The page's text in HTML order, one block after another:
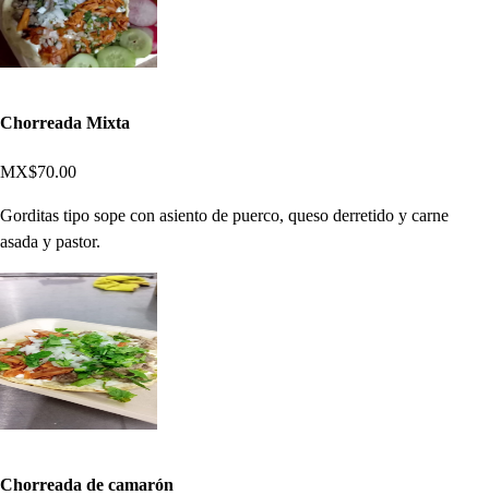
Chorreada Mixta
MX$70.00
Gorditas tipo sope con asiento de puerco, queso derretido y carne
asada y pastor.
Chorreada de camarón